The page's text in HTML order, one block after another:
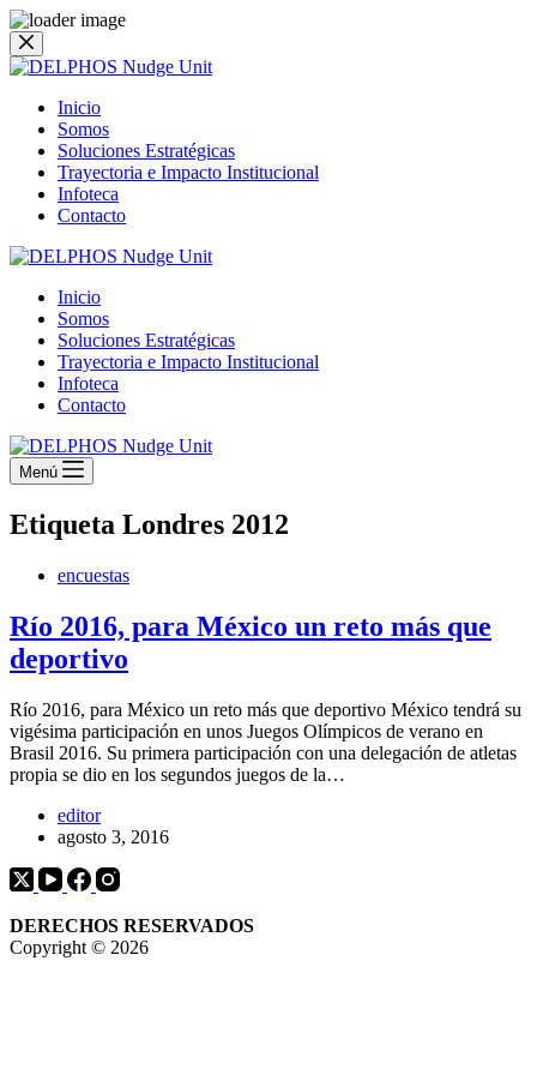
Saltar
al
Inicio
Somos
Soluciones Estratégicas
Trayectoria e Impacto Institucional
Infoteca
Contacto
Inicio
Somos
Soluciones Estratégicas
Trayectoria e Impacto Institucional
Infoteca
Contacto
Menú
Etiqueta Londres 2012
encuestas
Río 2016, para México un reto más que
deportivo
Río 2016, para México un reto más que deportivo México tendrá su
vigésima participación en unos Juegos Olímpicos de verano en
Brasil 2016. Su primera participación con una delegación de atletas
propia se dio en los segundos juegos de la…
editor
agosto 3, 2016
DERECHOS RESERVADOS
Copyright © 2026